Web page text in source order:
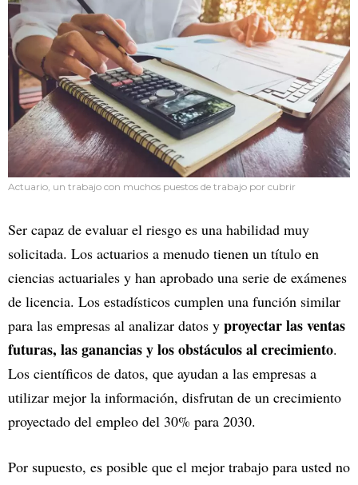
Actuario, un trabajo con muchos puestos de trabajo por cubrir
Ser capaz de evaluar el riesgo es una habilidad muy
solicitada. Los actuarios a menudo tienen un título en
ciencias actuariales y han aprobado una serie de exámenes
de licencia. Los estadísticos cumplen una función similar
para las empresas al analizar datos y proyectar las ventas
futuras, las ganancias y los obstáculos al crecimiento.
Los científicos de datos, que ayudan a las empresas a
utilizar mejor la información, disfrutan de un crecimiento
proyectado del empleo del 30% para 2030.
Por supuesto, es posible que el mejor trabajo para usted no